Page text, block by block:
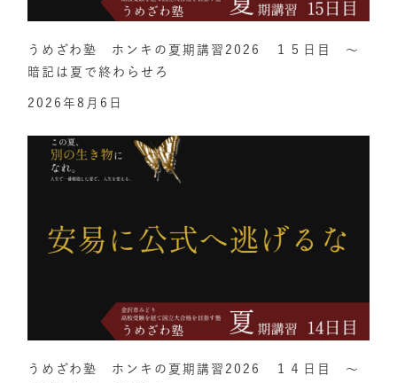
うめざわ塾 ホンキの夏期講習2026 １５日目 ～
暗記は夏で終わらせろ
2026年8月6日
うめざわ塾 ホンキの夏期講習2026 １４日目 ～